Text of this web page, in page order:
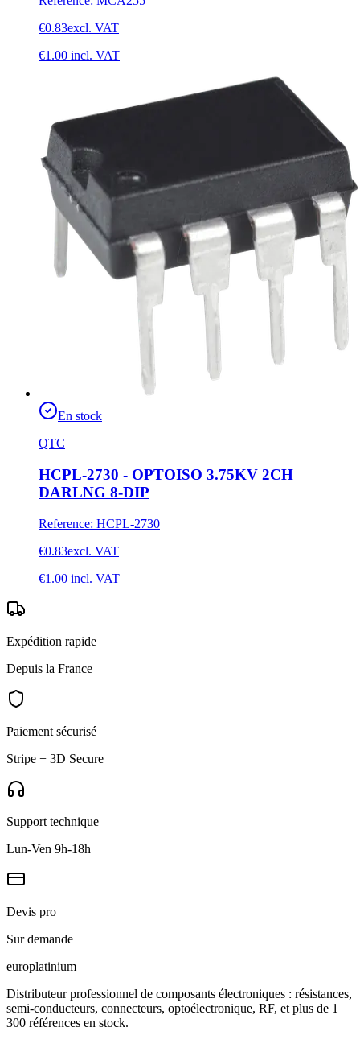
€0.83excl. VAT
€1.00 incl. VAT
En stock
QTC
HCPL-2730 - OPTOISO 3.75KV 2CH
DARLNG 8-DIP
Reference: HCPL-2730
€0.83excl. VAT
€1.00 incl. VAT
Expédition rapide
Depuis la France
Paiement sécurisé
Stripe + 3D Secure
Support technique
Lun-Ven 9h-18h
Devis pro
Sur demande
europlatinium
Distributeur professionnel de composants électroniques : résistances,
semi-conducteurs, connecteurs, optoélectronique, RF, et plus de 1
300 références en stock.